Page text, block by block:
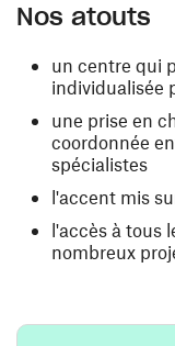
Nos atouts
un centre qui
individualisée
une prise en
coordonnée
spécialistes
l'accent mis
l'accès à tous
nombreux